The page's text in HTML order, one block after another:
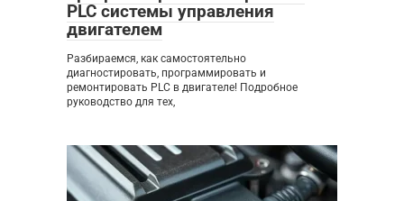
PLC системы управления
двигателем
Разбираемся, как самостоятельно
диагностировать, программировать и
ремонтировать PLC в двигателе! Подробное
руководство для тех,